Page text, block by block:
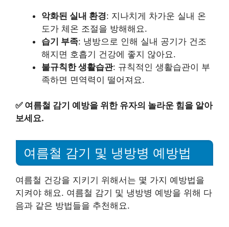
악화된 실내 환경: 지나치게 차가운 실내 온
도가 체온 조절을 방해해요.
습기 부족: 냉방으로 인해 실내 공기가 건조
해지면 호흡기 건강에 좋지 않아요.
불규칙한 생활습관: 규칙적인 생활습관이 부
족하면 면역력이 떨어져요.
✅ 여름철 감기 예방을 위한 유자의 놀라운 힘을 알아
보세요.
여름철 감기 및 냉방병 예방법
여름철 건강을 지키기 위해서는 몇 가지 예방법을
지켜야 해요. 여름철 감기 및 냉방병 예방을 위해 다
음과 같은 방법들을 추천해요.